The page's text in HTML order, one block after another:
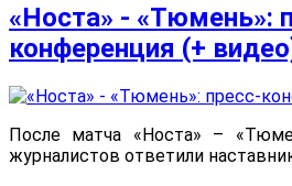
«Носта» - «Тюмень»:
конференция (+
После матча «Носта» –
журналистов ответили